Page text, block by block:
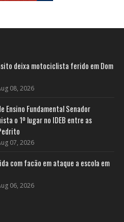
deixa motociclista ferido em Dom
08, 2026
Ensino Fundamental Senador
o 1º lugar no IDEB entre as
07, 2026
com facão em ataque a escola em
06, 2026